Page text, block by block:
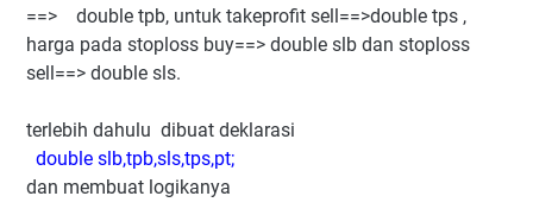
==> double tpb, untuk takeprofit sell==>double tps ,
harga pada stoploss buy==> double slb dan stoploss
sell==> double sls.
terlebih dahulu dibuat deklarasi
double slb,tpb,sls,tps,pt;
dan membuat logikanya